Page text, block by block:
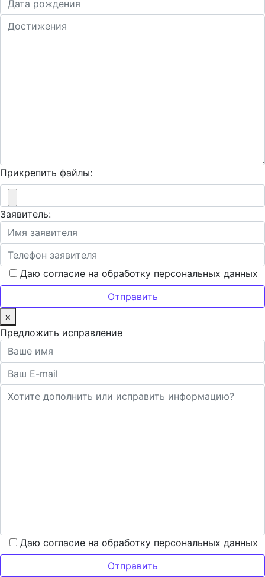
Прикрепить файлы:
Заявитель:
Даю согласие на обработку персональных данных
×
Предложить исправление
Даю согласие на обработку персональных данных